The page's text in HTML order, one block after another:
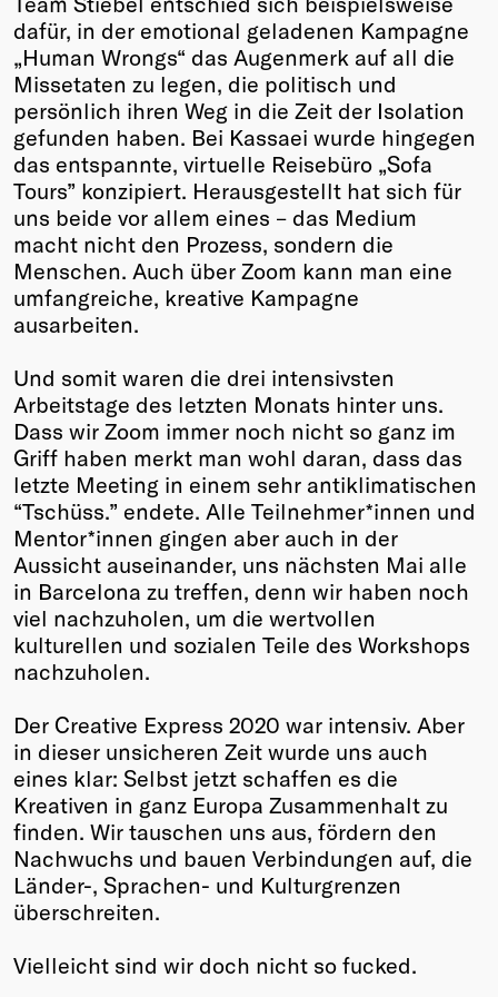
dafür, in der emotional geladenen Kampagne
„Human Wrongs“ das Augenmerk auf all die
Missetaten zu legen, die politisch und
persönlich ihren Weg in die Zeit der Isolation
gefunden haben. Bei Kassaei wurde hingegen
das entspannte, virtuelle Reisebüro „Sofa
Tours” konzipiert. Herausgestellt hat sich für
uns beide vor allem eines – das Medium
macht nicht den Prozess, sondern die
Menschen. Auch über Zoom kann man eine
umfangreiche, kreative Kampagne
ausarbeiten.
Und somit waren die drei intensivsten
Arbeitstage des letzten Monats hinter uns.
Dass wir Zoom immer noch nicht so ganz im
Griff haben merkt man wohl daran, dass das
letzte Meeting in einem sehr antiklimatischen
“Tschüss.” endete. Alle Teilnehmer*innen und
Mentor*innen gingen aber auch in der
Aussicht auseinander, uns nächsten Mai alle
in Barcelona zu treffen, denn wir haben noch
viel nachzuholen, um die wertvollen
kulturellen und sozialen Teile des Workshops
nachzuholen.
Der Creative Express 2020 war intensiv. Aber
in dieser unsicheren Zeit wurde uns auch
eines klar: Selbst jetzt schaffen es die
Kreativen in ganz Europa Zusammenhalt zu
finden. Wir tauschen uns aus, fördern den
Nachwuchs und bauen Verbindungen auf, die
Länder-, Sprachen- und Kulturgrenzen
überschreiten.
Vielleicht sind wir doch nicht so fucked.